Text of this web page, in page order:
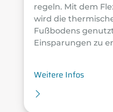
regeln. Mit dem
wird die
Fußbodens
Einsparungen zu
Weitere Infos